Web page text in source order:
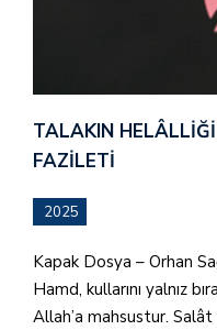
TALAKIN
FAZILETI
2025
Kapak Dosya – Orhan
Hamd, kullarını yalnız
Allah’a mahsustur. Salât